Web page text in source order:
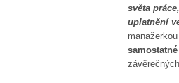
světa
uplatnění